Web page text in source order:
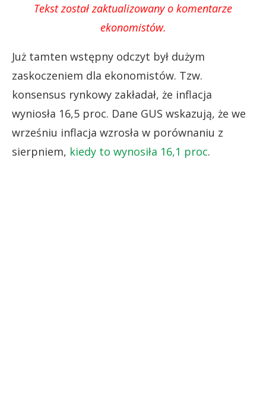
Tekst został zaktualizowany o komentarze
ekonomistów.
Już tamten wstępny odczyt był dużym
zaskoczeniem dla ekonomistów. Tzw.
konsensus rynkowy zakładał, że inflacja
wyniosła 16,5 proc. Dane GUS wskazują, że we
wrześniu inflacja wzrosła w porównaniu z
sierpniem, kiedy to wynosiła 16,1 proc.